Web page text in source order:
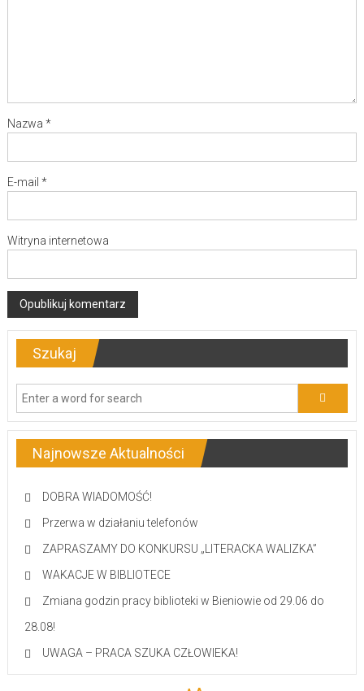
Nazwa *
E-mail *
Witryna internetowa
Szukaj
Najnowsze Aktualności
DOBRA WIADOMOŚĆ!
Przerwa w działaniu telefonów
ZAPRASZAMY DO KONKURSU „LITERACKA WALIZKA”
WAKACJE W BIBLIOTECE
Zmiana godzin pracy biblioteki w Bieniowie od 29.06 do
28.08!
UWAGA – PRACA SZUKA CZŁOWIEKA!